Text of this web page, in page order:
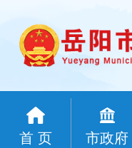
首 页 市政府